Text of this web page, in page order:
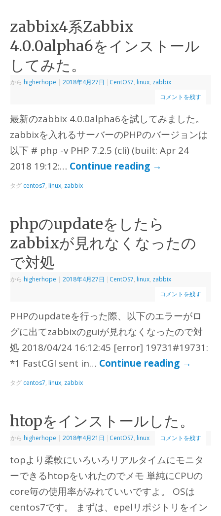
zabbix4系Zabbix
4.0.0alpha6をインストール
してみた。
から higherhope | 2018年4月27日 | CentOS7, linux, zabbix
コメントを残す
最新のzabbix 4.0.0alpha6を試してみました。
zabbixを入れるサーバーのPHPのバージョンは
以下 # php -v PHP 7.2.5 (cli) (built: Apr 24
2018 19:12:… Continue reading →
タグ centos7, linux, zabbix
phpのupdateをしたら
zabbixが見れなくなったの
で対処
から higherhope | 2018年4月27日 | CentOS7, linux, zabbix
コメントを残す
PHPのupdateを行った際、以下のエラーがロ
グに出てzabbixのguiが見れなくなったので対
処 2018/04/24 16:12:45 [error] 19731#19731:
*1 FastCGI sent in… Continue reading →
タグ centos7, linux, zabbix
htopをインストールした。
から higherhope | 2018年4月21日 | CentOS7, linux コメントを残す
topより柔軟にいろいろリアルタイムにモニタ
ーできるhtopをいれたのでメモ 単純にCPUの
core毎の使用率がみれていいですよ。 OSは
centos7です。 まずは、epelリポジトリをイン